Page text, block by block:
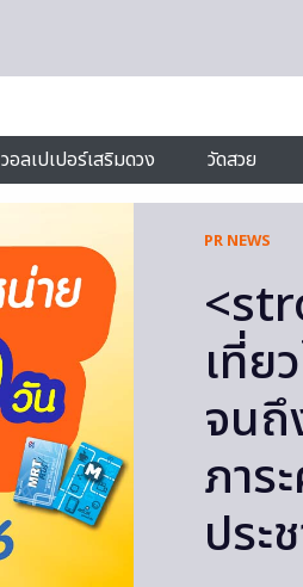
วอลเปเปอร์เสริมดวง วัดสวย
PR NEWS
เที่ย
จนถึ
ภาร
ประ